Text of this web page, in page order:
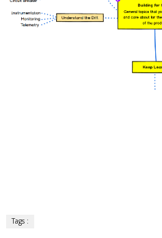
Tags :